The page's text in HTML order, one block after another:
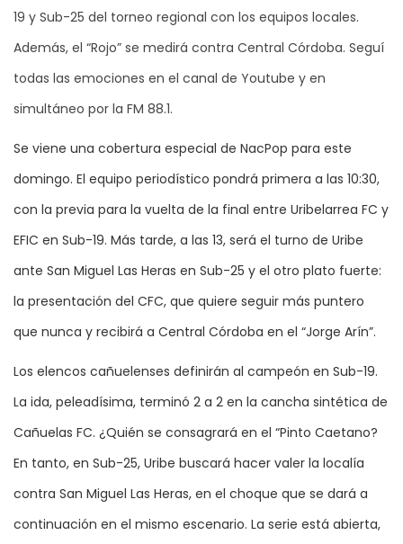
19 y Sub-25 del torneo regional con los equipos locales.
Además, el “Rojo” se medirá contra Central Córdoba. Seguí
todas las emociones en el canal de Youtube y en
simultáneo por la FM 88.1.
Se viene una cobertura especial de NacPop para este
domingo. El equipo periodístico pondrá primera a las 10:30,
con la previa para la vuelta de la final entre Uribelarrea FC y
EFIC en Sub-19. Más tarde, a las 13, será el turno de Uribe
ante San Miguel Las Heras en Sub-25 y el otro plato fuerte:
la presentación del CFC, que quiere seguir más puntero
que nunca y recibirá a Central Córdoba en el “Jorge Arín”.
Los elencos cañuelenses definirán al campeón en Sub-19.
La ida, peleadísima, terminó 2 a 2 en la cancha sintética de
Cañuelas FC. ¿Quién se consagrará en el “Pinto Caetano?
En tanto, en Sub-25, Uribe buscará hacer valer la localía
contra San Miguel Las Heras, en el choque que se dará a
continuación en el mismo escenario. La serie está abierta,